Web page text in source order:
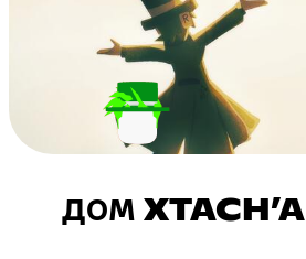
ДОМ XTACH’A